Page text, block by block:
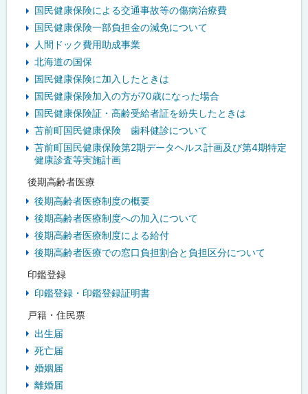
国民健康保険による交通事故等の傷病治療費
国民健康保険一部負担金の減免について
人間ドック費用助成事業
北海道の国保
国民健康保険に加入したときは
国民健康保険加入の方が70歳になった場合
国民健康保険証・高齢受給者証を紛失したときは
苫前町国民健康保険 歯科健診について
苫前町国民健康保険第2期データヘルス計画及び第4期特定
健康診査等実施計画
後期高齢者医療
後期高齢者医療制度の概要
後期高齢者医療制度への加入について
後期高齢者医療制度による給付
後期高齢者医療での窓口負担割合と負担区分について
印鑑登録
印鑑登録・印鑑登録証明書
戸籍・住民票
出生届
死亡届
婚姻届
離婚届